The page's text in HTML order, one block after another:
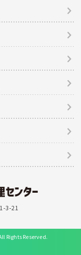
3-21
Rights Reserved.